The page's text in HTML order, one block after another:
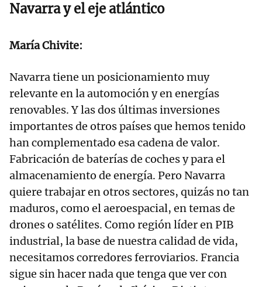
Navarra y el eje atlántico
María Chivite:
Navarra tiene un posicionamiento muy
relevante en la automoción y en energías
renovables. Y las dos últimas inversiones
importantes de otros países que hemos tenido
han complementado esa cadena de valor.
Fabricación de baterías de coches y para el
almacenamiento de energía. Pero Navarra
quiere trabajar en otros sectores, quizás no tan
maduros, como el aeroespacial, en temas de
drones o satélites. Como región líder en PIB
industrial, la base de nuestra calidad de vida,
necesitamos corredores ferroviarios. Francia
sigue sin hacer nada que tenga que ver con